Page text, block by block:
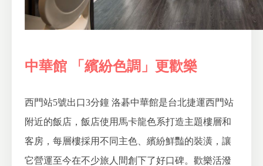
中華館 「繽紛色調」更歡樂
西門站5號出口3分鐘 洛碁中華館是台北捷運西門站
附近的飯店，飯店使用馬卡龍色系打造主題樓層和
客房，每層樓採用不同主色、繽紛鮮豔的裝潢，讓
它營運至今在不少旅人間創下了好口碑。歡樂活潑